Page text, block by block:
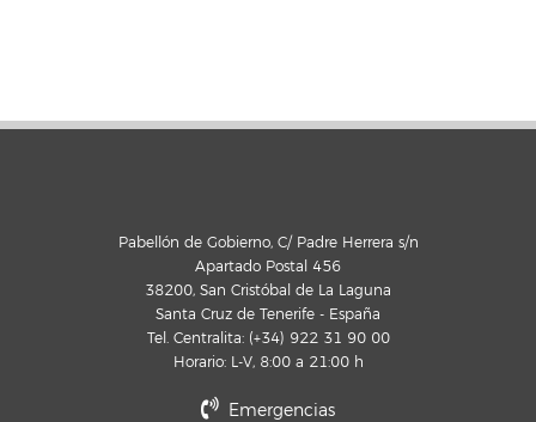
Pabellón de Gobierno, C/ Padre Herrera s/n
Apartado Postal 456
38200, San Cristóbal de La Laguna
Santa Cruz de Tenerife - España
Tel. Centralita: (+34) 922 31 90 00
Horario: L-V, 8:00 a 21:00 h
Emergencias